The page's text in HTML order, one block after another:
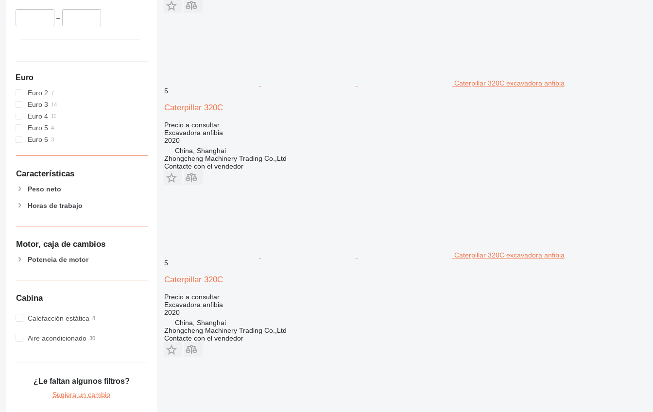
–
Euro
Euro 2
Euro 3
Euro 4
Euro 5
Euro 6
Características
Peso neto
Horas de trabajo
Motor, caja de cambios
Potencia de motor
Cabina
Calefacción estática
Aire acondicionado
¿Le faltan algunos filtros?
Sugiera un cambio
Caterpillar 320C excavadora anfibia
5
Caterpillar 320C
Precio a consultar
Excavadora anfibia
2020
China, Shanghai
Zhongcheng Machinery Trading Co.,Ltd
Contacte con el vendedor
Caterpillar 320C excavadora anfibia
5
Caterpillar 320C
Precio a consultar
Excavadora anfibia
2020
China, Shanghai
Zhongcheng Machinery Trading Co.,Ltd
Contacte con el vendedor